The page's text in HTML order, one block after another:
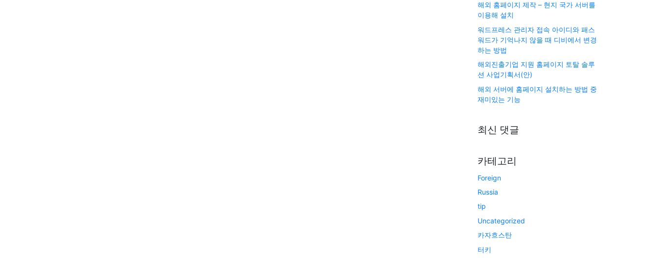
해외 홈페이지 제작 – 현지 국가 서버를
이용해 설치
워드프레스 관리자 접속 아이디와 패스
워드가 기억나지 않을 때 디비에서 변경
하는 방법
해외진출기업 지원 홈페이지 토탈 솔루
션 사업기획서(안)
해외 서버에 홈페이지 설치하는 방법 중
재미있는 기능
최신 댓글
카테고리
Foreign
Russia
tip
Uncategorized
카자흐스탄
터키